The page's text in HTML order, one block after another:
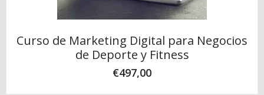
Curso de Marketing Digital para Negocios
de Deporte y Fitness
€497,00